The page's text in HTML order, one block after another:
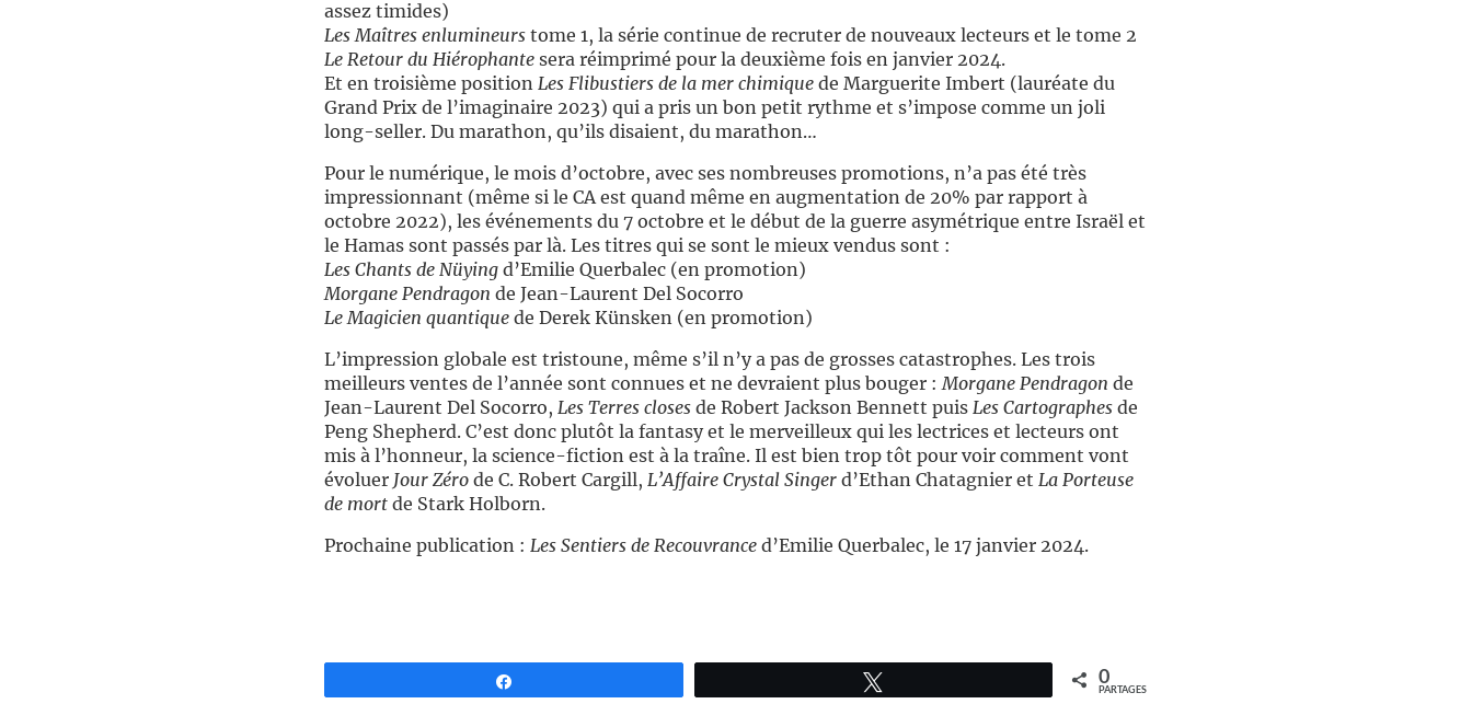
assez timides)
Les Maîtres enlumineurstome 1, la série continue de recruter de nouveaux lecteurs et le tome 2
Le Retour du Hiérophantesera réimprimé pour la deuxième fois en janvier 2024.
Et en troisième position Les Flibustiers de la mer chimiquede Marguerite Imbert (lauréate du
Grand Prix de l’imaginaire 2023) qui a pris un bon petit rythme et s’impose comme un joli
long-seller. Du marathon, qu’ils disaient, du marathon…
Pour le numérique, le mois d’octobre, avec ses nombreuses promotions, n’a pas été très
impressionnant (même si le CA est quand même en augmentation de 20% par rapport à
octobre 2022), les événements du 7 octobre et le début de la guerre asymétrique entre Israël et
le Hamas sont passés par là. Les titres qui se sont le mieux vendus sont :
Les Chants de Nüyingd’Emilie Querbalec (en promotion)
Morgane Pendragon de Jean-Laurent Del Socorro
Le Magicien quantiquede Derek Künsken (en promotion)
L’impression globale est tristoune, même s’il n’y a pas de grosses catastrophes. Les trois
meilleurs ventes de l’année sont connues et ne devraient plus bouger :Morgane Pendragon de
Jean-Laurent Del Socorro, Les Terres closesde Robert Jackson Bennett puis Les Cartographesde
Peng Shepherd. C’est donc plutôt la fantasy et le merveilleux qui les lectrices et lecteurs ont
mis à l’honneur, la science-fiction est à la traîne. Il est bien trop tôt pour voir comment vont
évoluer Jour Zérode C. Robert Cargill, L’Affaire Crystal Singerd’Ethan Chatagnier et La Porteuse
de mortde Stark Holborn.
Prochaine publication : Les Sentiers de Recouvranced’Emilie Querbalec, le 17 janvier 2024.
0
PARTAGES